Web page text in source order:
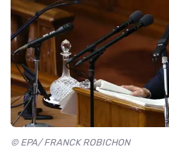
© EPA/ FRANCK ROBICHON